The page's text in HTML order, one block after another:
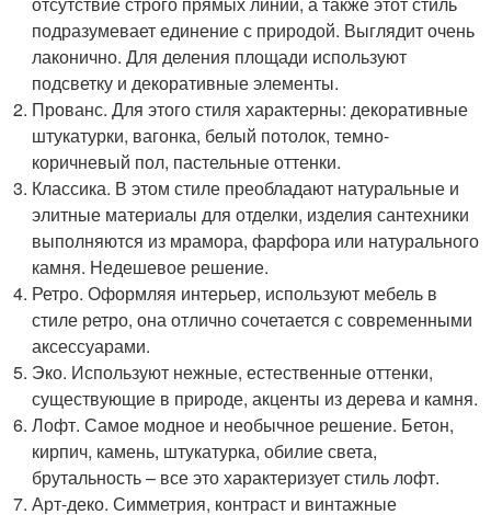
подразумевает единение с природой. Выглядит очень
лаконично. Для деления площади используют
подсветку и декоративные элементы.
Прованс. Для этого стиля характерны: декоративные
штукатурки, вагонка, белый потолок, темно-
коричневый пол, пастельные оттенки.
Классика. В этом стиле преобладают натуральные и
элитные материалы для отделки, изделия сантехники
выполняются из мрамора, фарфора или натурального
камня. Недешевое решение.
Ретро. Оформляя интерьер, используют мебель в
стиле ретро, она отлично сочетается с современными
аксессуарами.
Эко. Используют нежные, естественные оттенки,
существующие в природе, акценты из дерева и камня.
Лофт. Самое модное и необычное решение. Бетон,
кирпич, камень, штукатурка, обилие света,
брутальность – все это характеризует стиль лофт.
Арт-деко. Симметрия, контраст и винтажные